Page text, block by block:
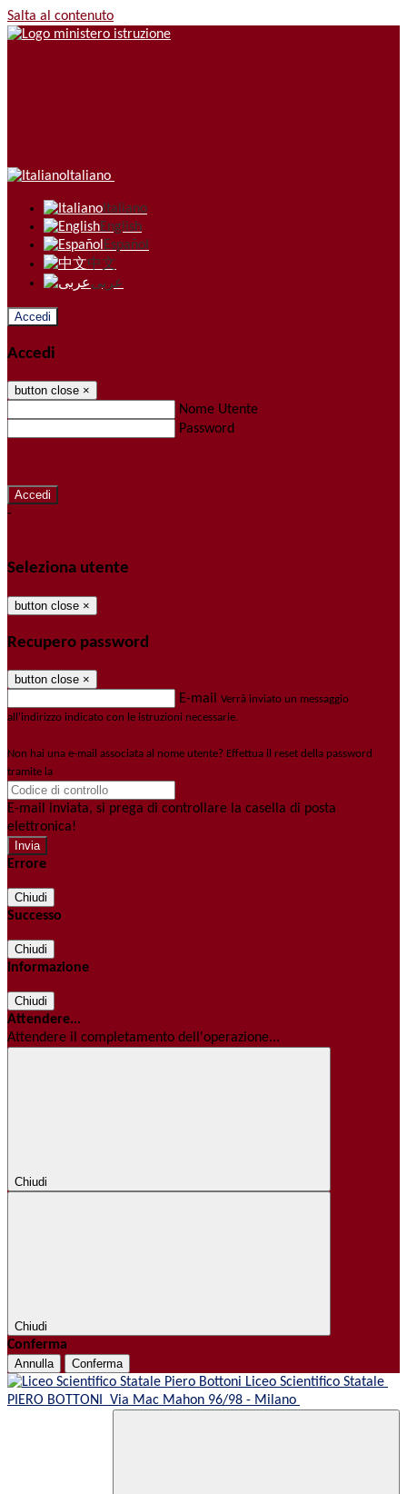
Salta al contenuto
Italiano
Italiano
English
Español
中文
عربى
Accedi
Accedi
button close ×
Nome Utente
Password
-
Seleziona utente
button close ×
Recupero password
button close ×
E-mail Verrà inviato un messaggio
all'indirizzo indicato con le istruzioni necessarie.
Non hai una e-mail associata al nome utente? Effettua il reset della password
tramite la
E-mail inviata, si prega di controllare la casella di posta
elettronica!
Errore
Chiudi
Successo
Chiudi
Informazione
Chiudi
Attendere...
Attendere il completamento dell'operazione...
Chiudi
Chiudi
Conferma
Annulla Conferma
Liceo Scientifico Statale
PIERO BOTTONI Via Mac Mahon 96/98 - Milano